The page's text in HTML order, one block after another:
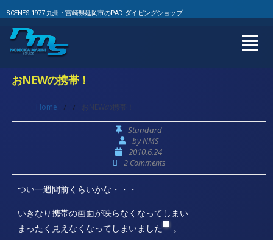
SCENES 1977 九州・宮崎県延岡市のPADIダイビングショップ
おNEWの携帯！
Home / / おNEWの携帯！
Standard
byNMS
2010.6.24
2 Comments
つい一週間前くらいかな・・・
いきなり携帯の画面が映らなくなってしまい
まったく見えなくなってしまいました
。